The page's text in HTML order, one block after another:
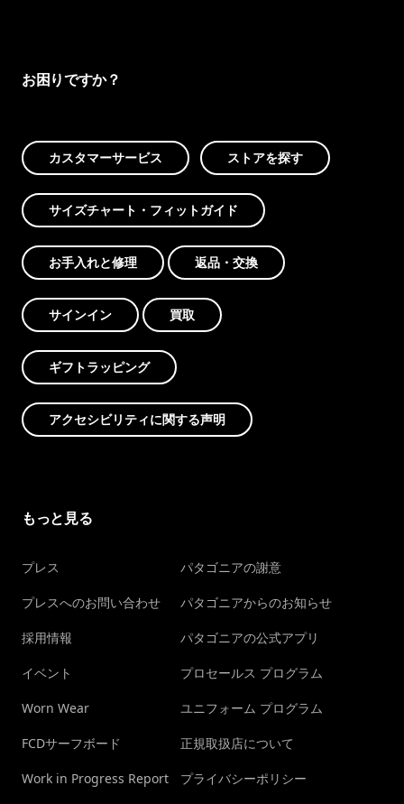
お困りですか？
カスタマーサービス ストアを探す
サイズチャート・フィットガイド
お手入れと修理 返品・交換
サインイン 買取
ギフトラッピング
アクセシビリティに関する声明
もっと見る
プレス
プレスへのお問い合わせ
採用情報
イベント
Worn Wear
FCDサーフボード
Work in Progress Report
パタゴニアの謝意
パタゴニアからのお知らせ
パタゴニアの公式アプリ
プロセールス プログラム
ユニフォーム プログラム
正規取扱店について
プライバシーポリシー